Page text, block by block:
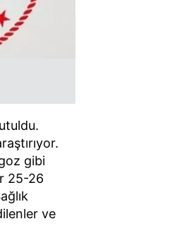
gibi
25-26
ve